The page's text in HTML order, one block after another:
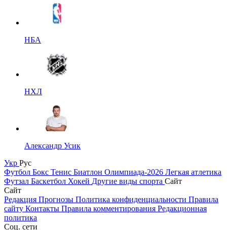
НБА
НХЛ
Александр Усик
Укр Рус
Футбол Бокс Тенис Биатлон Олимпиада-2026 Легкая атлетика
Футзал Баскетбол Хокей Другие виды спорта Сайт
Сайт
Редакция Прогнозы Политика конфиденциальности Правила
сайту Контакты Правила комментирования Редакционная
политика
Соц. сети